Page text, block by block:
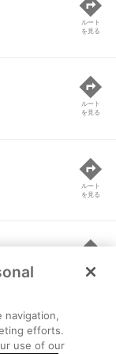
ルート
を見る
ルート
を見る
ルート
を見る
ルート
を見る
navigation,
efforts.
use of our